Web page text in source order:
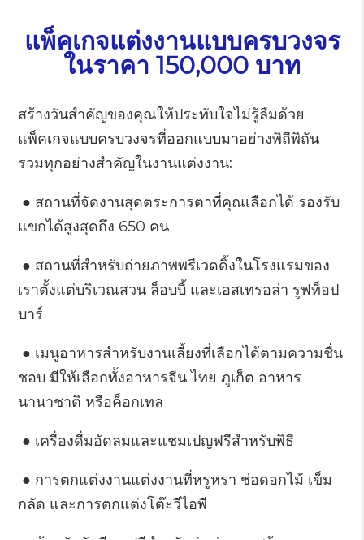
แพ็คเกจแต่งงานแบบครบวงจร
ในราคา 150,000 บาท
สร้างวันสำคัญของคุณให้ประทับใจไม่รู้ลืมด้วย
แพ็คเกจแบบครบวงจรที่ออกแบบมาอย่างพิถีพิถัน
รวมทุกอย่างสำคัญในงานแต่งงาน:
● สถานที่จัดงานสุดตระการตาที่คุณเลือกได้ รองรับ
แขกได้สูงสุดถึง 650 คน
● สถานที่สำหรับถ่ายภาพพรีเวดดิ้งในโรงแรมของ
เราตั้งแต่บริเวณสวน ล็อบบี้ และเอสเทรอล่า รูฟท็อป
บาร์
● เมนูอาหารสำหรับงานเลี้ยงที่เลือกได้ตามความชื่น
ชอบ มีให้เลือกทั้งอาหารจีน ไทย ภูเก็ต อาหาร
นานาชาติ หรือค็อกเทล
● เครื่องดื่มอัดลมและแชมเปญฟรีสำหรับพิธี
● การตกแต่งงานแต่งงานที่หรูหรา ช่อดอกไม้ เข็ม
กลัด และการตกแต่งโต๊ะวีไอพี